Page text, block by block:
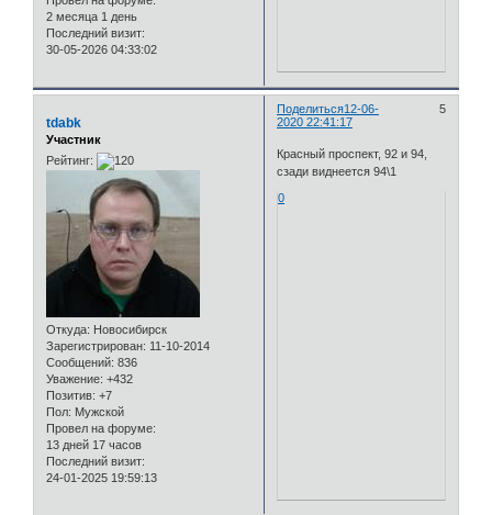
2 месяца 1 день
Последний визит:
30-05-2026 04:33:02
Поделиться 5
12-06-
2020 22:41:17
tdabk
Участник
Рейтинг:
Откуда: Новосибирск
Зарегистрирован: 11-10-2014
Сообщений: 836
Уважение: +432
Позитив: +7
Пол: Мужской
Провел на форуме:
13 дней 17 часов
Последний визит:
24-01-2025 19:59:13
Красный проспект, 92 и 94,
сзади виднеется 94\1
0